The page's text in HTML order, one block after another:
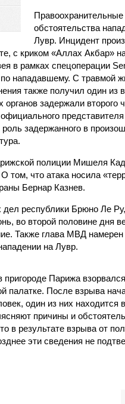
обстоятельства
Лувр. Инцидент
с криком «Аллах Акбар»
в рамках спецоперации
нападавшему. С травмой
также получил один из
органов задержали второго
задержанного в
полиции Мишеля
О том, что атака носила
Бернар Казнев.
дел республики Брюно Ле
во второй половине дня
Также глава МВД
на Лувр.
пригороде Парижа
палатке. После взрыва
один из них
причины и
в результате взрыва от
эти сведения не